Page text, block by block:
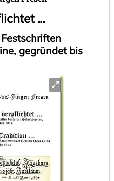
...
gegründet bis